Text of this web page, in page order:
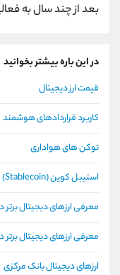
بعد از چند سال به
در این باره بیشتر بخوانید
قیمت ارز دیجیتال
کاربرد قراردادهای هوشمند
توکن های هواداری
استیبل کوین (Stablecoin) چیست؟ و معرفی انواع استیبل کوین
معرفی ارزهای دیجیتال
معرفی ارزهای دیجیتال برتر
ارزهای دیجیتال بانک مرکزی